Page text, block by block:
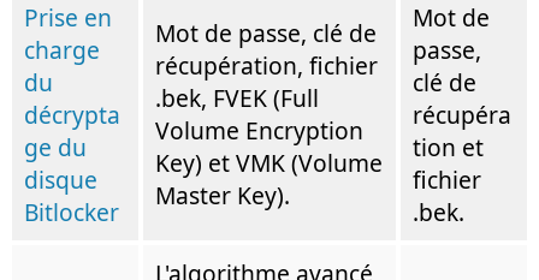
Prise en
charge
du
décrypta
ge du
disque
Bitlocker
Mot de passe, clé de
récupération, fichier
.bek, FVEK (Full
Volume Encryption
Key) et VMK (Volume
Master Key).
Mot de
passe,
clé de
récupéra
tion et
fichier
.bek.